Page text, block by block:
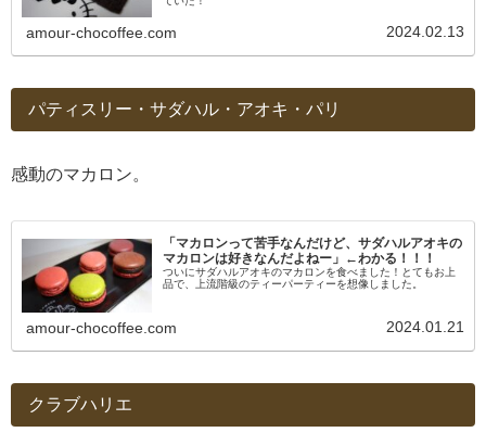
amour-chocoffee.com 2024.02.13
パティスリー・サダハル・アオキ・パリ
感動のマカロン。
「マカロンって苦手なんだけど、サダハルアオキの
マカロンは好きなんだよねー」←わかる！！！
ついにサダハルアオキのマカロンを食べました！とてもお上
品で、上流階級のティーパーティーを想像しました。
amour-chocoffee.com 2024.01.21
クラブハリエ